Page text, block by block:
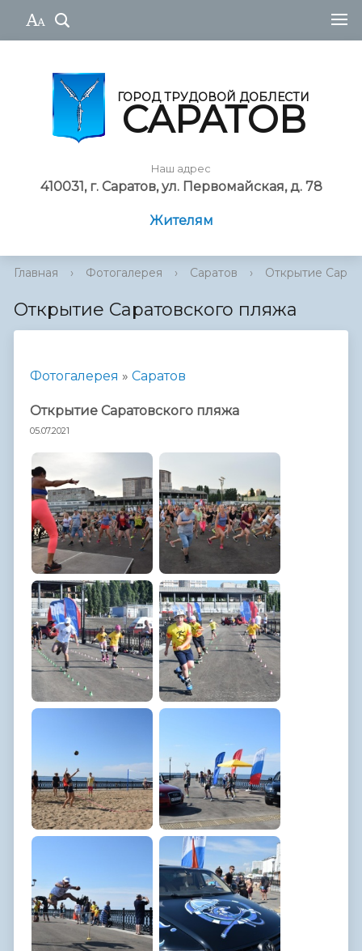
ГОРОД ТРУДОВОЙ ДОБЛЕСТИ
САРАТОВ
Наш адрес
410031, г. Саратов, ул. Первомайская, д. 78
Жителям
Главная › Фотогалерея › Саратов › Открытие
Открытие Саратовского пляжа
Фотогалерея » Саратов
Открытие Саратовского пляжа
05.07.2021